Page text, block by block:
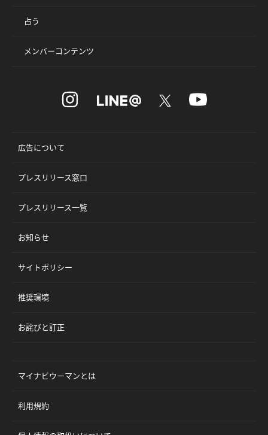
占う
メンバーコンテンツ
広告について
プレスリリース窓口
プレスリリース一覧
お知らせ
サイトポリシー
推奨環境
お詫びと訂正
マイナビウーマンとは
利用規約